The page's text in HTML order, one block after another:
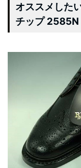
オススメした
チップ 2585N